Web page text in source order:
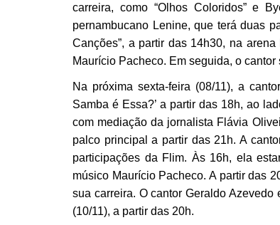
carreira, como “Olhos Coloridos” e
pernambucano Lenine, que terá duas
Canções”, a partir das 14h30, na
Maurício Pacheco. Em seguida, o
Na próxima sexta-feira (08/11), a
Samba é Essa?’ a partir das 18h, ao
com mediação da jornalista Flávia
palco principal a partir das 21h. A
participações da Flim. Às 16h, ela
músico Maurício Pacheco. A partir das
sua carreira. O cantor Geraldo
(10/11), a partir das 20h.